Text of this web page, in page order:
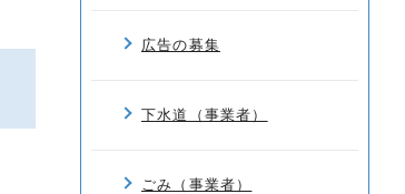
広告の募集
下水道（事業者）
ごみ（事業者）